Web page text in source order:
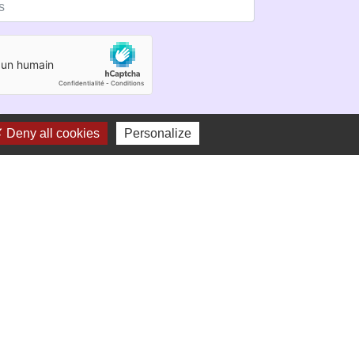
Deny all cookies Personalize